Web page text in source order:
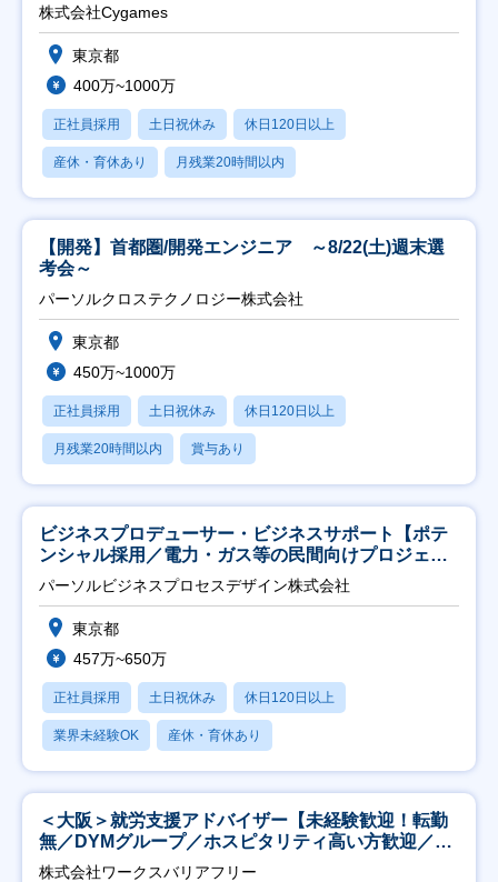
株式会社Cygames
東京都
400万~1000万
正社員採用 土日祝休み 休日120日以上
産休・育休あり 月残業20時間以内
【開発】首都圏/開発エンジニア ～8/22(土)週末選
考会～
パーソルクロステクノロジー株式会社
東京都
450万~1000万
正社員採用 土日祝休み 休日120日以上
月残業20時間以内 賞与あり
ビジネスプロデューサー・ビジネスサポート【ポテ
ンシャル採用／電力・ガス等の民間向けプロジェク
ト推進】
パーソルビジネスプロセスデザイン株式会社
東京都
457万~650万
正社員採用 土日祝休み 休日120日以上
業界未経験OK 産休・育休あり
＜大阪＞就労支援アドバイザー【未経験歓迎！転勤
無／DYMグループ／ホスピタリティ高い方歓迎／土
日祝】
株式会社ワークスバリアフリー